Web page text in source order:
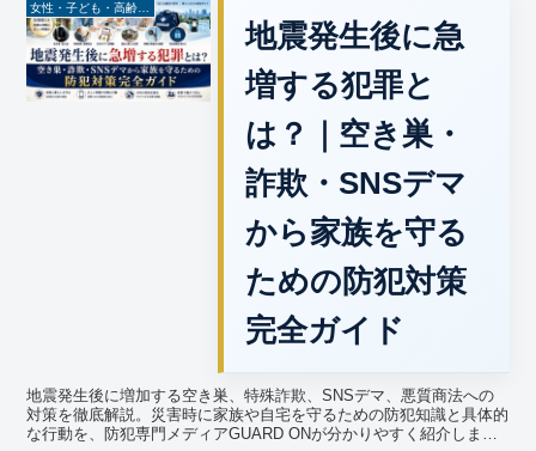
女性・子ども・高齢者防犯
地震発生後に急
増する犯罪と
は？｜空き巣・
詐欺・SNSデマ
から家族を守る
ための防犯対策
完全ガイド
地震発生後に増加する空き巣、特殊詐欺、SNSデマ、悪質商法への
対策を徹底解説。災害時に家族や自宅を守るための防犯知識と具体的
な行動を、防犯専門メディアGUARD ONが分かりやすく紹介しま